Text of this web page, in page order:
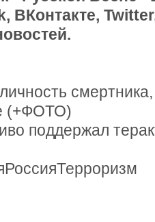
ВКонтакте,
смертника,
(+ФОТО)
поддержал